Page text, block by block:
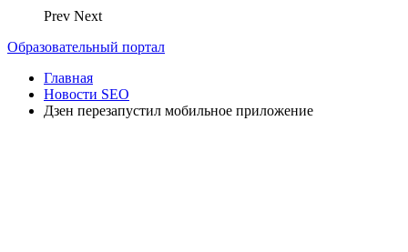
Prev Next
Образовательный портал
Главная
Новости SEO
Дзен перезапустил мобильное приложение